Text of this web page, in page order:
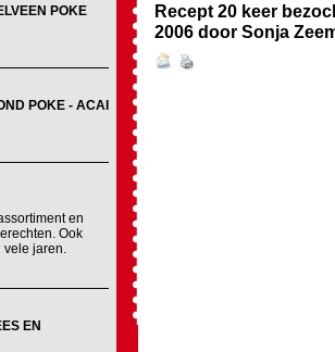
POKE
POKE - ACAI
en
Ook
vele jaren.
EN
Recept 20 keer
2006 door Sonja